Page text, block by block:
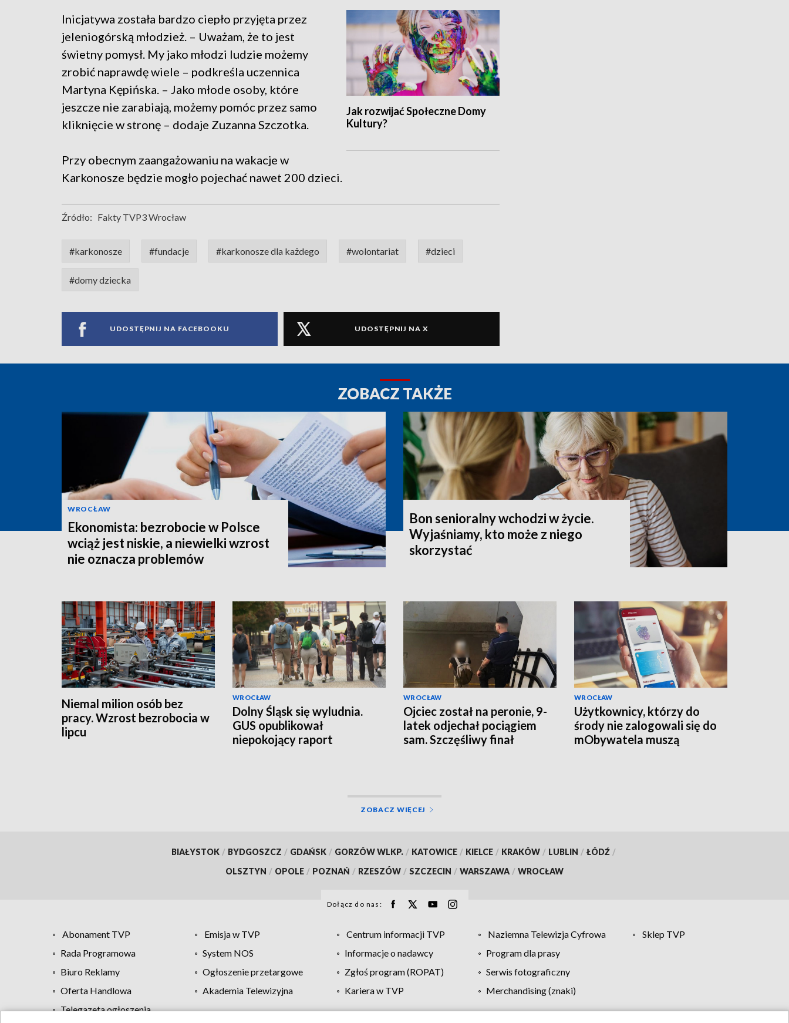
Jak rozwijać Społeczne Domy
Kultury?
Inicjatywa została bardzo ciepło przyjęta przez
jeleniogórską młodzież. – Uważam, że to jest
świetny pomysł. My jako młodzi ludzie możemy
zrobić naprawdę wiele – podkreśla uczennica
Martyna Kępińska. – Jako młode osoby, które
jeszcze nie zarabiają, możemy pomóc przez samo
kliknięcie w stronę – dodaje Zuzanna Szczotka.
Przy obecnym zaangażowaniu na wakacje w
Karkonosze będzie mogło pojechać nawet 200 dzieci.
Źródło: Fakty TVP3 Wrocław
#karkonosze #fundacje #karkonosze dla każdego #wolontariat #dzieci
#domy dziecka
UDOSTĘPNIJ NA FACEBOOKU UDOSTĘPNIJ NA X
ZOBACZ TAKŻE
WROCŁAW
Ekonomista: bezrobocie w Polsce
wciąż jest niskie, a niewielki wzrost
nie oznacza problemów
Bon senioralny wchodzi w życie.
Wyjaśniamy, kto może z niego
skorzystać
Niemal milion osób bez
pracy. Wzrost bezrobocia w
lipcu
WROCŁAW
Dolny Śląsk się wyludnia.
GUS opublikował
niepokojący raport
WROCŁAW
Ojciec został na peronie, 9-
latek odjechał pociągiem
sam. Szczęśliwy finał
WROCŁAW
Użytkownicy, którzy do
środy nie zalogowali się do
mObywatela muszą
ZOBACZ WIĘCEJ
BIAŁYSTOK / BYDGOSZCZ / GDAŃSK / GORZÓW WLKP. / KATOWICE / KIELCE / KRAKÓW / LUBLIN / ŁÓDŹ /
OLSZTYN / OPOLE / POZNAŃ / RZESZÓW / SZCZECIN / WARSZAWA / WROCŁAW
Dołącz do nas:
Abonament TVP Emisja w TVP Centrum informacji TVP Naziemna Telewizja Cyfrowa
Sklep TVP
Rada Programowa
System NOS Informacje o nadawcy
Program dla prasy
Biuro Reklamy
Ogłoszenie przetargowe Zgłoś program (ROPAT)
Serwis fotograficzny
Oferta Handlowa
Akademia Telewizyjna Kariera w TVP
Merchandising (znaki)
Telegazeta ogłoszenia